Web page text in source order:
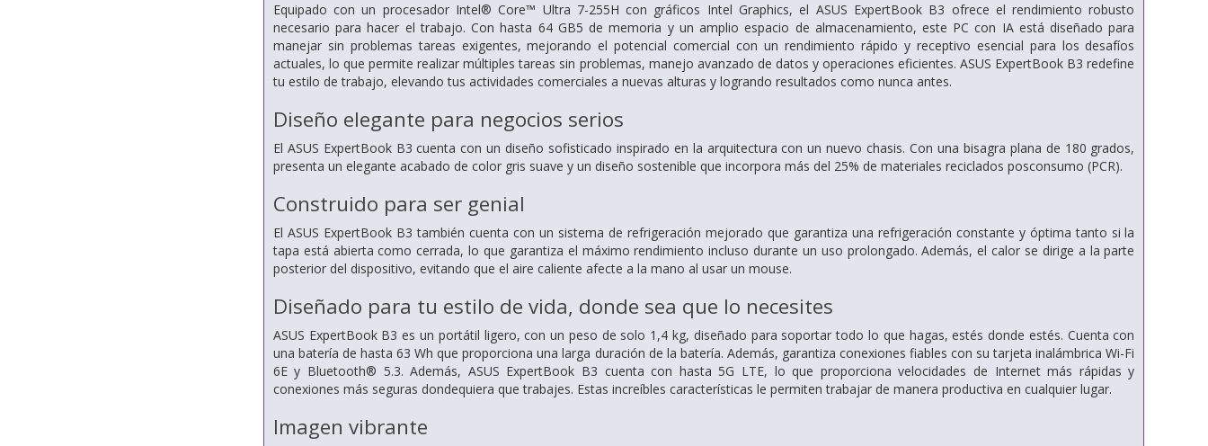
Equipado con un procesador Intel® Core™ Ultra 7-255H con gráficos Intel Graphics, el ASUS ExpertBook B3 ofrece el rendimiento robusto
necesario para hacer el trabajo. Con hasta 64 GB5 de memoria y un amplio espacio de almacenamiento, este PC con IA está diseñado para
manejar sin problemas tareas exigentes, mejorando el potencial comercial con un rendimiento rápido y receptivo esencial para los desafíos
actuales, lo que permite realizar múltiples tareas sin problemas, manejo avanzado de datos y operaciones eficientes. ASUS ExpertBook B3 redefine
tu estilo de trabajo, elevando tus actividades comerciales a nuevas alturas y logrando resultados como nunca antes.
Diseño elegante para negocios serios
El ASUS ExpertBook B3 cuenta con un diseño sofisticado inspirado en la arquitectura con un nuevo chasis. Con una bisagra plana de 180 grados,
presenta un elegante acabado de color gris suave y un diseño sostenible que incorpora más del 25% de materiales reciclados posconsumo (PCR).
Construido para ser genial
El ASUS ExpertBook B3 también cuenta con un sistema de refrigeración mejorado que garantiza una refrigeración constante y óptima tanto si la
tapa está abierta como cerrada, lo que garantiza el máximo rendimiento incluso durante un uso prolongado. Además, el calor se dirige a la parte
posterior del dispositivo, evitando que el aire caliente afecte a la mano al usar un mouse.
Diseñado para tu estilo de vida, donde sea que lo necesites
ASUS ExpertBook B3 es un portátil ligero, con un peso de solo 1,4 kg, diseñado para soportar todo lo que hagas, estés donde estés. Cuenta con
una batería de hasta 63 Wh que proporciona una larga duración de la batería. Además, garantiza conexiones fiables con su tarjeta inalámbrica Wi-Fi
6E y Bluetooth® 5.3. Además, ASUS ExpertBook B3 cuenta con hasta 5G LTE, lo que proporciona velocidades de Internet más rápidas y
conexiones más seguras dondequiera que trabajes. Estas increíbles características le permiten trabajar de manera productiva en cualquier lugar.
Imagen vibrante